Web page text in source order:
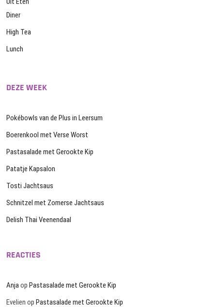
Diner
High Tea
Lunch
DEZE WEEK
Pokébowls van de Plus in Leersum
Boerenkool met Verse Worst
Pastasalade met Gerookte Kip
Patatje Kapsalon
Tosti Jachtsaus
Schnitzel met Zomerse Jachtsaus
Delish Thai Veenendaal
REACTIES
AnjaopPastasalade met Gerookte Kip
Evelien opPastasalade met Gerookte Kip